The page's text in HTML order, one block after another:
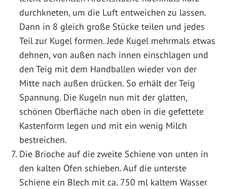
durchkneten, um die Luft entweichen zu lassen.
Dann in 8 gleich große Stücke teilen und jedes
Teil zur Kugel formen. Jede Kugel mehrmals etwas
dehnen, von außen nach innen einschlagen und
den Teig mit dem Handballen wieder von der
Mitte nach außen drücken. So erhält der Teig
Spannung. Die Kugeln nun mit der glatten,
schönen Oberfläche nach oben in die gefettete
Kastenform legen und mit ein wenig Milch
bestreichen.
Die Brioche auf die zweite Schiene von unten in
den kalten Ofen schieben. Auf die unterste
Schiene ein Blech mit ca. 750 ml kaltem Wasser